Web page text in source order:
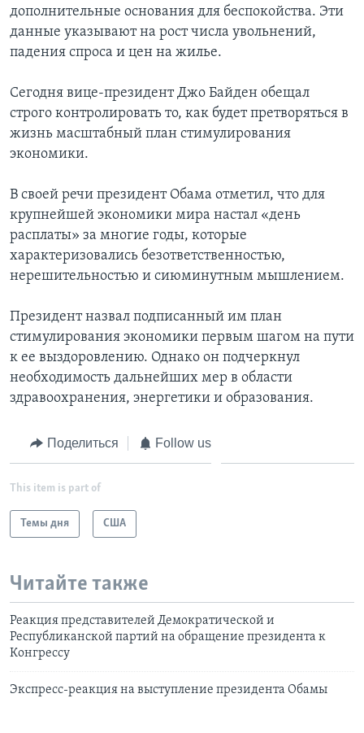
дополнительные основания для беспокойства. Эти
данные указывают на рост числа увольнений,
падения спроса и цен на жилье.
Сегодня вице-президент Джо Байден обещал
строго контролировать то, как будет претворяться в
жизнь масштабный план стимулирования
экономики.
В своей речи президент Обама отметил, что для
крупнейшей экономики мира настал «день
расплаты» за многие годы, которые
характеризовались безответственностью,
нерешительностью и сиюминутным мышлением.
Президент назвал подписанный им план
стимулирования экономики первым шагом на пути
к ее выздоровлению. Однако он подчеркнул
необходимость дальнейших мер в области
здравоохранения, энергетики и образования.
Поделиться Follow us
This item is part of
Темы дня США
Читайте также
Реакция представителей Демократической и
Республиканской партий на обращение президента к
Конгрессу
Экспресс-реакция на выступление президента Обамы